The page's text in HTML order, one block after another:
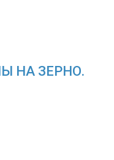
НА ЗЕРНО.